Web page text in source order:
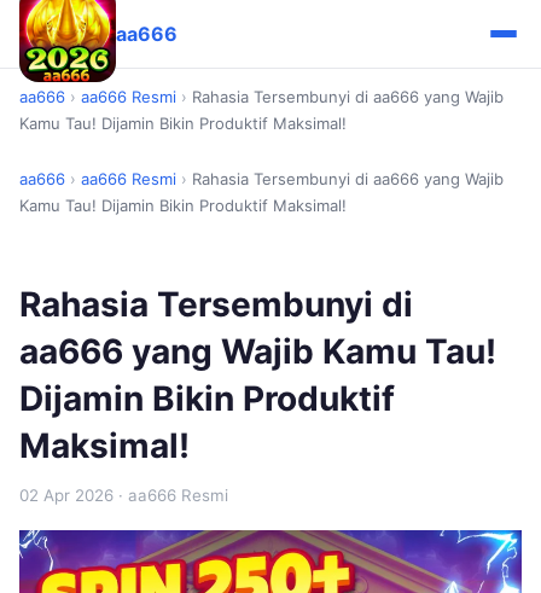
aa666
aa666 › aa666 Resmi › Rahasia Tersembunyi di aa666 yang Wajib
Kamu Tau! Dijamin Bikin Produktif Maksimal!
aa666 › aa666 Resmi › Rahasia Tersembunyi di aa666 yang Wajib
Kamu Tau! Dijamin Bikin Produktif Maksimal!
Rahasia Tersembunyi di
aa666 yang Wajib Kamu Tau!
Dijamin Bikin Produktif
Maksimal!
02 Apr 2026 · aa666 Resmi